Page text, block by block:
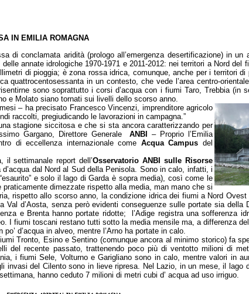
IN EMILIA ROMAGNA
di conclamata aridità (prologo all’emergenza desertificazione) in
annate idrologiche 1970-1971 e 2011-2012: nei territori a Nord del
di pioggia; è zona rossa idrica, comunque, anche per i territori
in un contesto, che vede l’area centro-orientale
sono soprattutto i corsi d’acqua con i fiumi Taro, Trebbia (in
e Molato siano tornati sui livelli dello scorso anno.
– ha precisato Francesco Vincenzi, imprenditore agricolo
raccolti, pregiudicando le lavorazioni in campagna.”
stagione siccitosa e che si sta ancora caratterizzando per
Gargano, Direttore GeneraleANBI
– Proprio l’Emilia
di eccellenza internazionale come Acqua Campusdel
il settimanale report dell’Osservatorio ANBI sulle Risorse
dal Nord al Sud della Penisola. Sono in calo, infatti, i
e solo il lago di Garda è sopra media), così come le
dimezzate rispetto alla media, man mano che si
rispetto allo scorso anno, la condizione idrica dei fiumi a Nord
d’Aosta, senza però evidenti conseguenze sulle portate sia della
e Brenta hanno portate ridotte; l’Adige registra una sofferenza
I fiumi toscani restano tutti sotto la media mensile ma, a differenza
d’acqua in alveo, mentre l’Arno ha portate in calo.
Tronto, Esino e Sentino (comunque ancora al minimo storico) fa
recente passato, trattenendo poco più di ventotto milioni di
i fiumi Sele, Volturno e Garigliano sono in calo, mentre valori in
invasi del Cilento sono in lieve ripresa. Nel Lazio, in un mese, il lago
hanno ceduto 7 milioni di metri cubi d’ acqua ad uso irriguo.